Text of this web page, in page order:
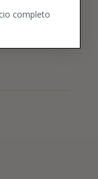
completo